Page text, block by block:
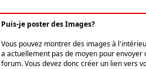
Puis-je poster des Images?
Vous pouvez montrer des images à
a actuellement pas de moyen pour
forum. Vous devez donc créer un lien vers